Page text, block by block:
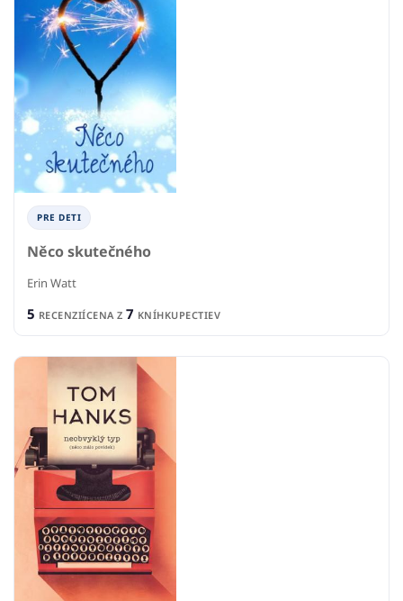
PRE DETI
Něco skutečného
Erin Watt
5 RECENZIÍCENA Z 7 KNÍHKUPECTIEV